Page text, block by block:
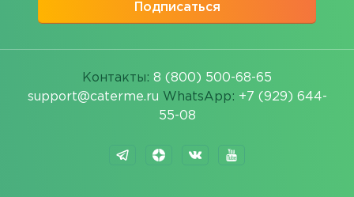
Подписаться
Контакты: 8 (800) 500-68-65
support@caterme.ru WhatsApp: +7 (929) 644-
55-08